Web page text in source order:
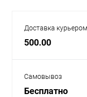
Доставка курьером
500.00
Самовывоз
Бесплатно